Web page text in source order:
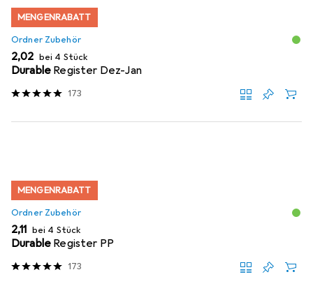
MENGENRABATT
Ordner Zubehör
EUR
2,02 bei 4 Stück
Durable Register Dez-Jan
173
MENGENRABATT
Ordner Zubehör
EUR
2,11 bei 4 Stück
Durable Register PP
173